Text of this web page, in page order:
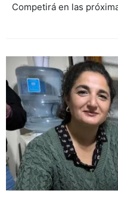
Competirá en las